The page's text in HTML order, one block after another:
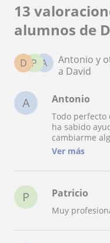
13
alumnos de
A
P
D
Antonio y
a David
A Antonio
Todo perfecto
ha sabido
cambiarme
siempre al
Ver más
P Patricio
Muy